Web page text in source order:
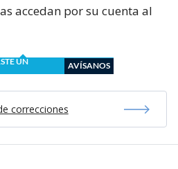
accedan por su cuenta al
UN
AVÍSANOS
correcciones